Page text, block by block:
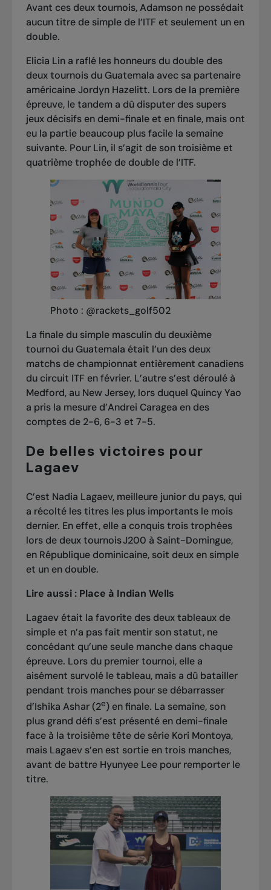
Avant ces deux tournois, Adamson ne possédait
aucun titre de simple de l’ITF et seulement un en
double.
Elicia Lin a raflé les honneurs du double des
deux tournois du Guatemala avec sa partenaire
américaine Jordyn Hazelitt. Lors de la première
épreuve, le tandem a dû disputer des supers
jeux décisifs en demi-finale et en finale, mais ont
eu la partie beaucoup plus facile la semaine
suivante. Pour Lin, il s’agit de son troisième et
quatrième trophée de double de l’ITF.
Photo : @rackets_golf502
La finale du simple masculin du deuxième
tournoi du Guatemala était l’un des deux
matchs de championnat entièrement canadiens
du circuit ITF en février. L’autre s’est déroulé à
Medford, au New Jersey, lors duquel Quincy Yao
a pris la mesure d’Andrei Caragea en des
comptes de 2-6, 6-3 et 7-5.
De belles victoires pour
Lagaev
C’est Nadia Lagaev, meilleure junior du pays, qui
a récolté les titres les plus importants le mois
dernier. En effet, elle a conquis trois trophées
lors de deux tournois J200 à Saint-Domingue,
en République dominicaine, soit deux en simple
et un en double.
Lire aussi : Place à Indian Wells
Lagaev était la favorite des deux tableaux de
simple et n’a pas fait mentir son statut, ne
concédant qu’une seule manche dans chaque
épreuve. Lors du premier tournoi, elle a
aisément survolé le tableau, mais a dû batailler
pendant trois manches pour se débarrasser
d’Ishika Ashar (2e) en finale. La semaine, son
plus grand défi s’est présenté en demi-finale
face à la troisième tête de série Kori Montoya,
mais Lagaev s’en est sortie en trois manches,
avant de battre Hyunyee Lee pour remporter le
titre.